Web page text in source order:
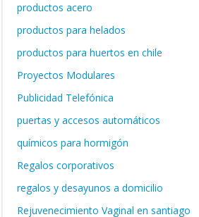
productos acero
productos para helados
productos para huertos en chile
Proyectos Modulares
Publicidad Telefónica
puertas y accesos automáticos
químicos para hormigón
Regalos corporativos
regalos y desayunos a domicilio
Rejuvenecimiento Vaginal en santiago